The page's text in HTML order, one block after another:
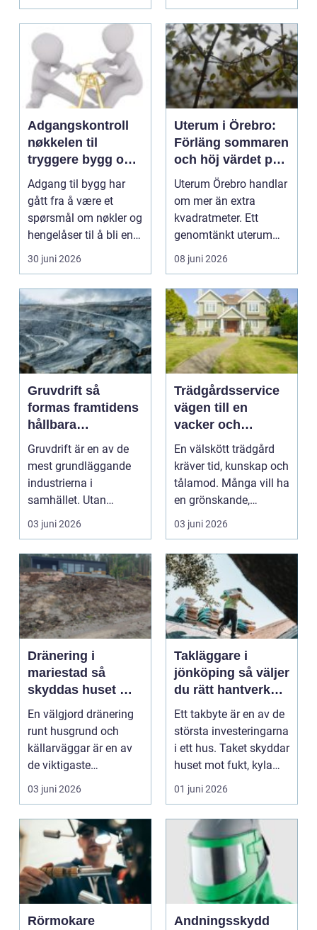
Adgangskontroll
nøkkelen til
tryggere bygg og
smartere drift
Adgang til bygg har
gått fra å være et
spørsmål om nøkler og
hengelåser til å bli en
del av helhetli...
30 juni 2026
Uterum i Örebro:
Förläng sommaren
och höj värdet på
hemmet
Uterum Örebro handlar
om mer än extra
kvadratmeter. Ett
genomtänkt uterum
skapar en l...
08 juni 2026
Gruvdrift så
formas framtidens
hållbara
bergprojekt
Gruvdrift är en av de
mest grundläggande
industrierna i
samhället. Utan
metaller och mineral
stannar...
03 juni 2026
Trädgårdsservice
vägen till en
vacker och
lättskött trädgård
En välskött trädgård
kräver tid, kunskap och
tålamod. Många vill ha
en grönskande,
inbjudande utemil...
03 juni 2026
Dränering i
mariestad så
skyddas huset mot
fukt på riktigt
En välgjord dränering
runt husgrund och
källarväggar är en av
de viktigaste
investeringarna för en
03 juni 2026
Takläggare i
jönköping så väljer
du rätt hantverkare
för ett tryggt
takbyte
Ett takbyte är en av de
största investeringarna
i ett hus. Taket skyddar
huset mot fukt, kyla
och vi...
01 juni 2026
Rörmokare
Andningsskydd